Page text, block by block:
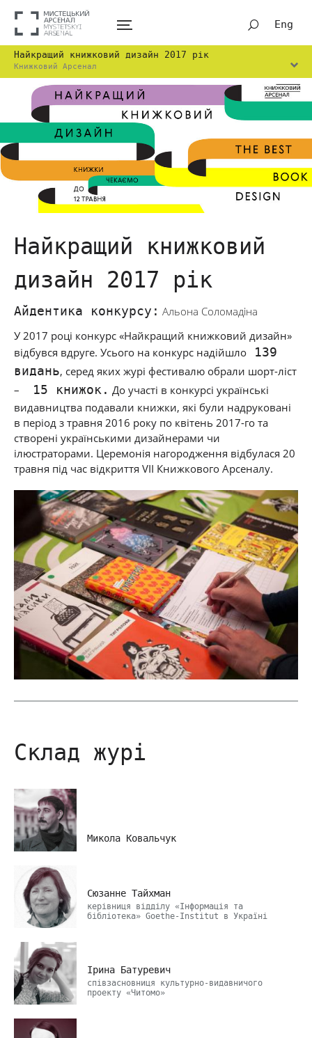
Eng
Найкращий книжковий дизайн 2017 рік
Книжковий Арсенал
Найкращий книжковий
дизайн 2017 рік
Айдентика конкурсу: Альона Соломадіна
У 2017 році конкурс «Найкращий книжковий дизайн»
відбувся вдруге. Усього на конкурс надійшло
139
видань, серед яких журі фестивалю обрали шорт-ліст
–
15 книжок. До участі в конкурсі українські
видавництва подавали книжки, які були надруковані
в період з травня 2016 року по квітень 2017-го та
створені українськими дизайнерами чи
ілюстраторами. Церемонія нагородження відбулася 20
травня під час відкриття VII Книжкового Арсеналу.
Склад журі
Микола Ковальчук
Сюзанне Тайхман
керівниця відділу «Інформація та
бібліотека» Goethe-Institut в Україні
Ірина Батуревич
співзасновниця культурно-видавничого
проекту «Читомо»